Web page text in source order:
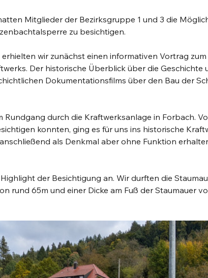
Mitglieder der Bezirksgruppe 1 und 3 die
zu besichtigen.
wir zunächst einen informativen Vortrag
Der historische Überblick über die
Dokumentationsfilms über den Bau der
durch die Kraftwerksanlage in Forbach.
konnten, ging es für uns ins historische
als Denkmal aber ohne Funktion
der Besichtigung an. Wir durften die
rund 65m und einer Dicke am Fuß der Staumauer